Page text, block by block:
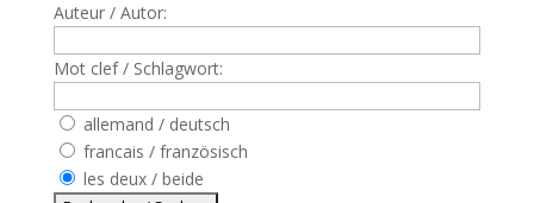
Auteur / Autor:
Mot clef / Schlagwort:
allemand / deutsch
francais / französisch
les deux / beide